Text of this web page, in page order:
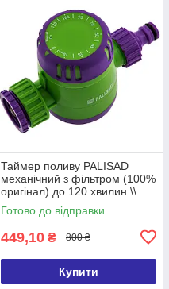
Таймер поливу PALISAD
механічний з фільтром (100%
оригінал) до 120 хвилин \\
PALISAD 66190
Готово до відправки
449,10 ₴ 800 ₴
Купити